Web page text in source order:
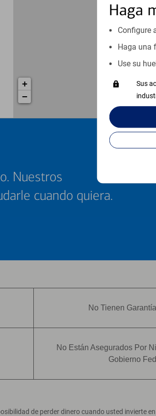
Haga
Configure
Haga una
Use su
Sus
+
−
Nuestros
cuando quiera.
No Tienen
No Están Asegurados Por
Gobierno
de perder dinero cuando usted